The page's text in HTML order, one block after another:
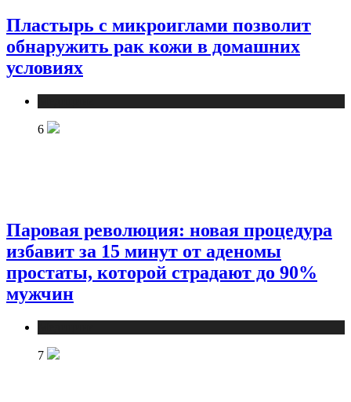
Пластырь с микроиглами позволит
обнаружить рак кожи в домашних
условиях
6
Паровая революция: новая процедура
избавит за 15 минут от аденомы
простаты, которой страдают до 90%
мужчин
7